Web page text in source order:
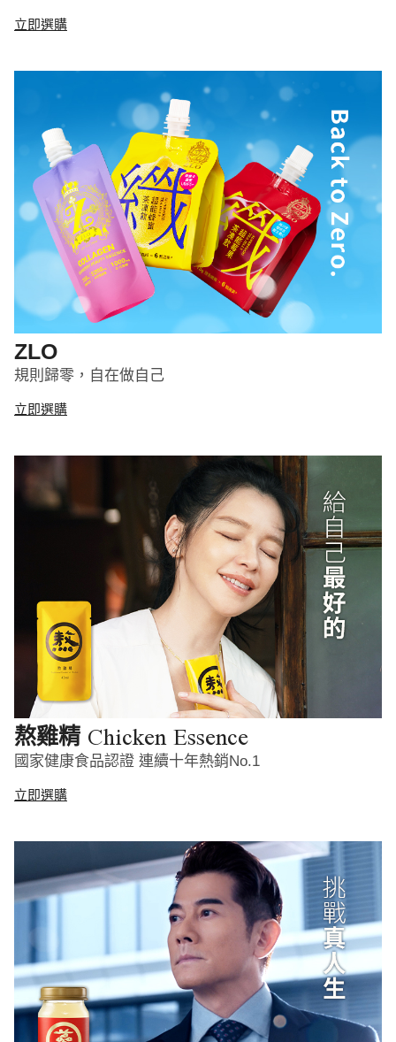
立即選購
ZLO
規則歸零，自在做自己
立即選購
熬雞精 Chicken Essence
國家健康食品認證 連續十年熱銷No.1
立即選購